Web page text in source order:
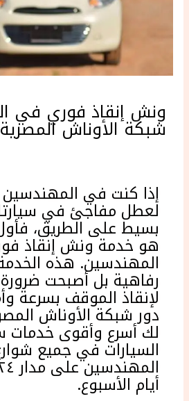
ونش إنقاذ فوري في
شبكة الأوناش المصرية
إذا كنت في
لعطل مفاجئ في
بسيط على الطريق،
هو خدمة ونش إنقاذ
المهندسين. هذه
رفاهية بل أصبحت
لإنقاذ الموقف بسرعة
دور شبكة الأوناش
لك أسرع وأقوى خدمات
السيارات في جميع
أيام الأسبوع.